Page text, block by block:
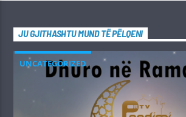
JU GJITHASHTU MUND TË PËLQENI
UNCATEGORIZED